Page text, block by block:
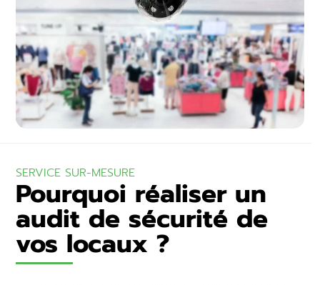
SERVICE SUR-MESURE
Pourquoi réaliser un
audit de sécurité de
vos locaux ?